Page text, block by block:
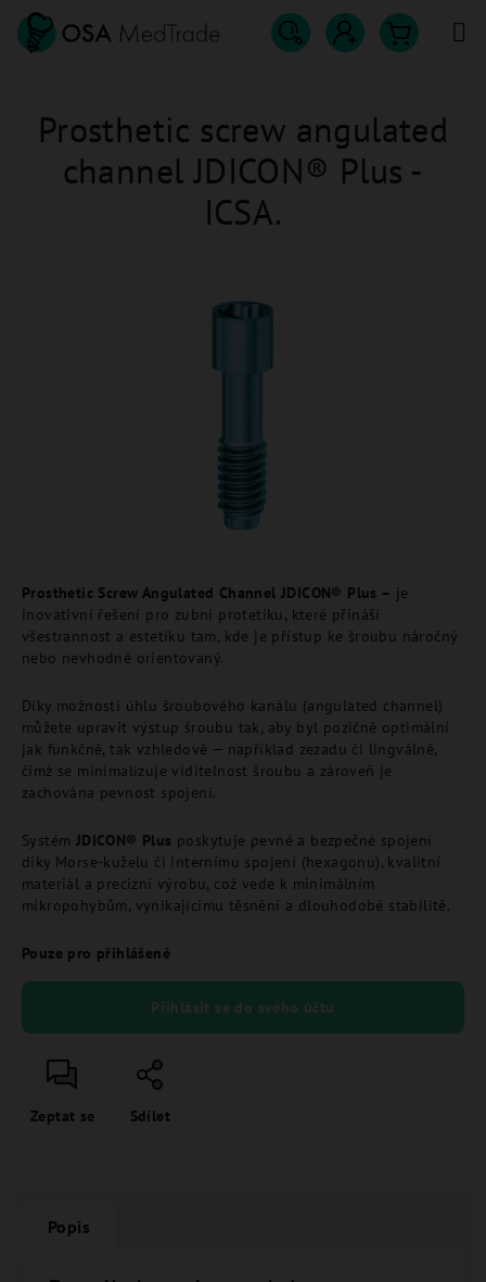
Přejít
obsah
Hledat
košík
Prosthetic Screw Angulated Channel JDICON® Plus – je
inovativní řešení pro zubní protetiku, které přináší
všestrannost a estetiku tam, kde je přístup ke šroubu náročný
nebo nevhodně orientovaný.
Díky možnosti úhlu šroubového kanálu (angulated channel)
můžete upravit výstup šroubu tak, aby byl pozičně optimální
jak funkčně, tak vzhledově — například zezadu či lingválně,
čímž se minimalizuje viditelnost šroubu a zároveň je
zachována pevnost spojení.
Systém JDICON® Plus poskytuje pevné a bezpečné spojení
díky Morse-kuželu či internímu spojení (hexagonu), kvalitní
materiál a precizní výrobu, což vede k minimálním
mikropohybům, vynikajícímu těsnění a dlouhodobé stabilitě.
Pouze pro přihlášené
Přihlásit se do svého účtu
Zeptat se Sdílet
Prosthetic screw angulated
channel JDICON® Plus -
ICSA.
Popis